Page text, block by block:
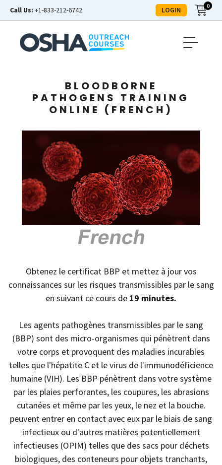
Call Us: +1-833-212-6742 LOGIN 0
BLOODBORNE
PATHOGENS TRAINING
ONLINE (FRENCH)
Obtenez le certificat BBP et mettez à jour vos
connaissances sur les risques transmissibles par le sang
en suivant ce cours de 19 minutes.
Les agents pathogènes transmissibles par le sang
(BBP) sont des micro-organismes qui pénètrent dans
votre corps et provoquent des maladies incurables
telles que l'hépatite C et le virus de l'immunodéficience
humaine (VIH). Les BBP pénètrent dans votre système
par les plaies perforantes, les coupures, les abrasions
cutanées et même par les yeux, le nez et la bouche.
peuvent entrer en contact avec eux par le biais de sang
infectieux ou d'autres matières potentiellement
infectieuses (OPIM) telles que des sacs pour déchets
biologiques, des conteneurs pour objets tranchants,